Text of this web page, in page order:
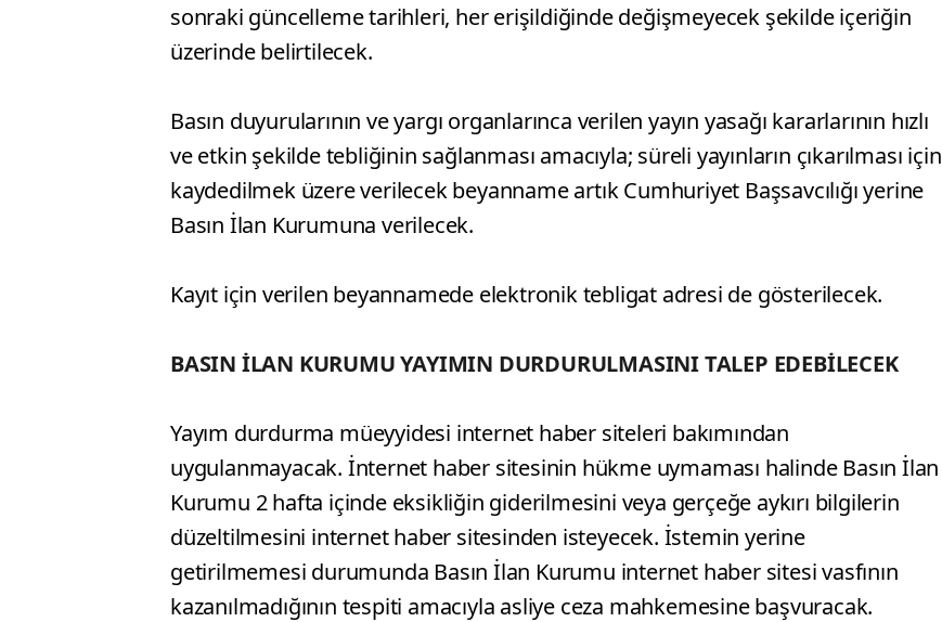
sonraki güncelleme tarihleri, her erişildiğinde değişmeyecek şekilde içeriğin
üzerinde belirtilecek.
Basın duyurularının ve yargı organlarınca verilen yayın yasağı kararlarının hızlı
ve etkin şekilde tebliğinin sağlanması amacıyla; süreli yayınların çıkarılması için
kaydedilmek üzere verilecek beyanname artık Cumhuriyet Başsavcılığı yerine
Basın İlan Kurumuna verilecek.
Kayıt için verilen beyannamede elektronik tebligat adresi de gösterilecek.
BASIN İLAN KURUMU YAYIMIN DURDURULMASINI TALEP EDEBİLECEK
Yayım durdurma müeyyidesi internet haber siteleri bakımından
uygulanmayacak. İnternet haber sitesinin hükme uymaması halinde Basın İlan
Kurumu 2 hafta içinde eksikliğin giderilmesini veya gerçeğe aykırı bilgilerin
düzeltilmesini internet haber sitesinden isteyecek. İstemin yerine
getirilmemesi durumunda Basın İlan Kurumu internet haber sitesi vasfının
kazanılmadığının tespiti amacıyla asliye ceza mahkemesine başvuracak.